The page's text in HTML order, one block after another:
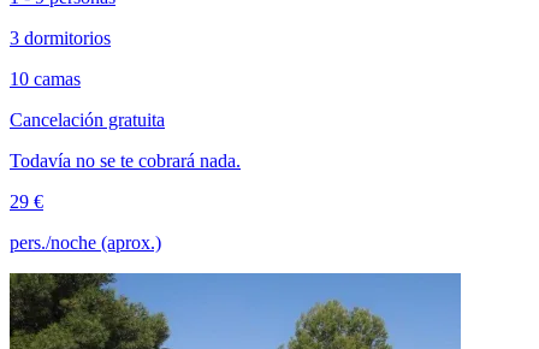
3 dormitorios
10 camas
Cancelación gratuita
Todavía no se te cobrará nada.
29 €
pers./noche (aprox.)